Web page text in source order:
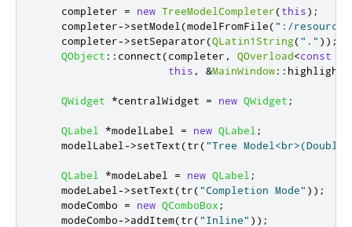
    completer
= new TreeModelCompleter(this);
    completer
->setModel (modelFromFile(":/
    completer
->setSeparator(QLatin1String("." ));
QObject :: connect(completer , QOverload<const
this , &MainWindow:: highlight
QWidget *centralWidget = new QWidget ;
QLabel *modelLabel = new QLabel ;
    modelLabel
->setText(tr("Tree
QLabel *modeLabel = new QLabel ;
    modeLabel
->setText(tr("Completion Mode" ));
    modeCombo
= new QComboBox ;
    modeCombo
->addItem(tr("Inline" ));